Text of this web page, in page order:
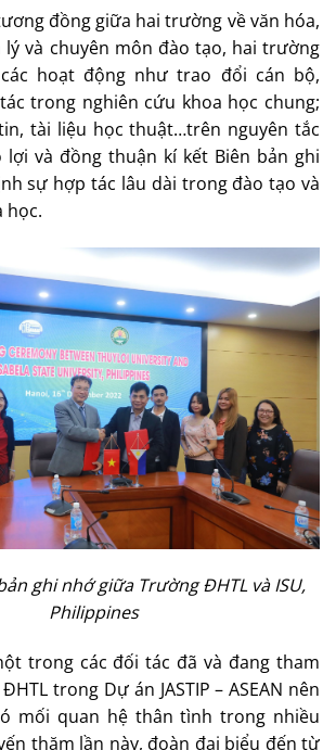
đồng giữa hai trường về văn hóa,
lý và chuyên môn đào tạo, hai trường
hoạt động như trao đổi cán bộ,
trong nghiên cứu khoa học chung;
tài liệu học thuật…trên nguyên tắc
lợi và đồng thuận kí kết Biên bản ghi
sự hợp tác lâu dài trong đào tạo và
học.
ghi nhớ giữa Trường ĐHTL và ISU,
Philippines
trong các đối tác đã và đang tham
trong Dự án JASTIP – ASEAN nên
mối quan hệ thân tình trong nhiều
thăm lần này, đoàn đại biểu đến từ